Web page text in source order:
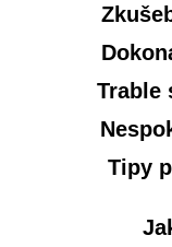
Trable
Tipy